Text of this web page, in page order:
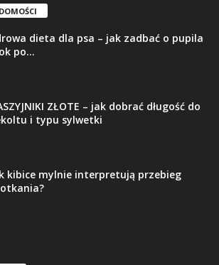
dieta dla psa – jak zadbać o pupila
po...
ZŁOTE – jak dobrać długość do
i typu sylwetki
kibice mylnie interpretują przebieg